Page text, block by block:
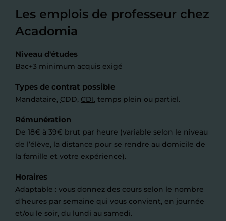
Les emplois de professeur chez
Acadomia
Niveau d'études
Bac+3 minimum acquis exigé
Types de contrat possible
Mandataire, CDD, CDI, temps plein ou partiel.
Rémunération
De 18€ à 39€ brut par heure (variable selon le niveau
de l’élève, la distance pour se rendre au domicile de
la famille et votre expérience).
Horaires
Adaptable : vous donnez des cours selon le nombre
d’heures par semaine qui vous convient, en journée
et/ou le soir, du lundi au samedi.